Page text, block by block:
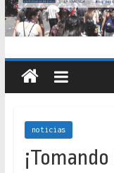
Donde el pedernal
crítica de las
Criterios técnicos
noticias